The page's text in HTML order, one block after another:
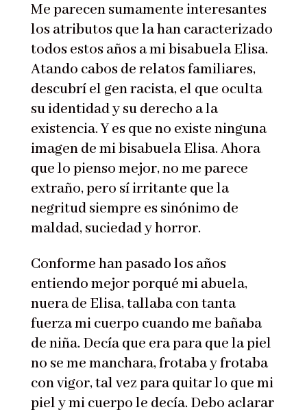
Me parecen sumamente interesantes
los atributos que la han caracterizado
todos estos años a mi bisabuela Elisa.
Atando cabos de relatos familiares,
descubrí el gen racista, el que oculta
su identidad y su derecho a la
existencia. Y es que no existe ninguna
imagen de mi bisabuela Elisa. Ahora
que lo pienso mejor, no me parece
extraño, pero sí irritante que la
negritud siempre es sinónimo de
maldad, suciedad y horror.
Conforme han pasado los años
entiendo mejor porqué mi abuela,
nuera de Elisa, tallaba con tanta
fuerza mi cuerpo cuando me bañaba
de niña. Decía que era para que la piel
no se me manchara, frotaba y frotaba
con vigor, tal vez para quitar lo que mi
piel y mi cuerpo le decía. Debo aclarar